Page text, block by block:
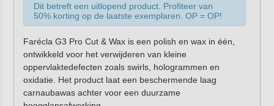
Dit betreft een uitlopend product. Profiteer van
50% korting op de laatste exemplaren. OP = OP!
Farécla G3 Pro Cut & Wax is een polish en wax in één,
ontwikkeld voor het verwijderen van kleine
oppervlaktedefecten zoals swirls, hologrammen en
oxidatie. Het product laat een beschermende laag
carnaubawas achter voor een duurzame